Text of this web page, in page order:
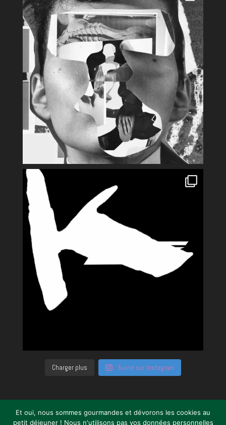
Charger plus Suivre sur Instagram
Et oui, nous sommes gourmandes et dévorons les cookies au
petit déjeuner ! Nous n'utilisons pas vos données personnelles